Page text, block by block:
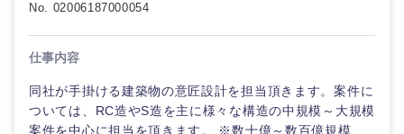
No. 02006187000054
仕事内容
同社が手掛ける建築物の意匠設計を担当頂きます。案件に
ついては、RC造やS造を主に様々な構造の中規模～大規模
案件を中心に担当を頂きます。 ※数十億～数百億規模